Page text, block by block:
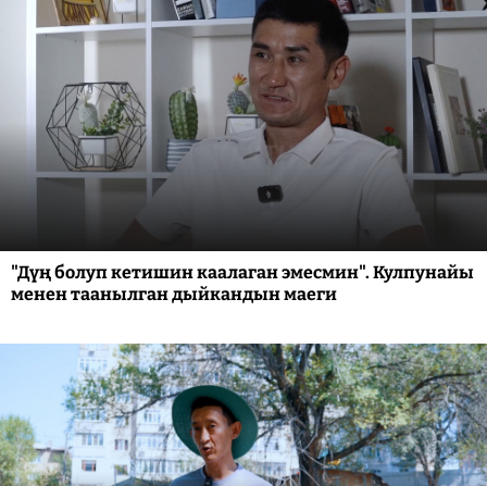
"Дүң болуп кетишин каалаган эмесмин". Кулпунайы
менен таанылган дыйкандын маеги